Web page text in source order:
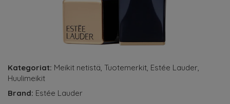
Kategoriat: Meikit netistä, Tuotemerkit, Estée Lauder,
Huulimeikit
Brand: Estée Lauder